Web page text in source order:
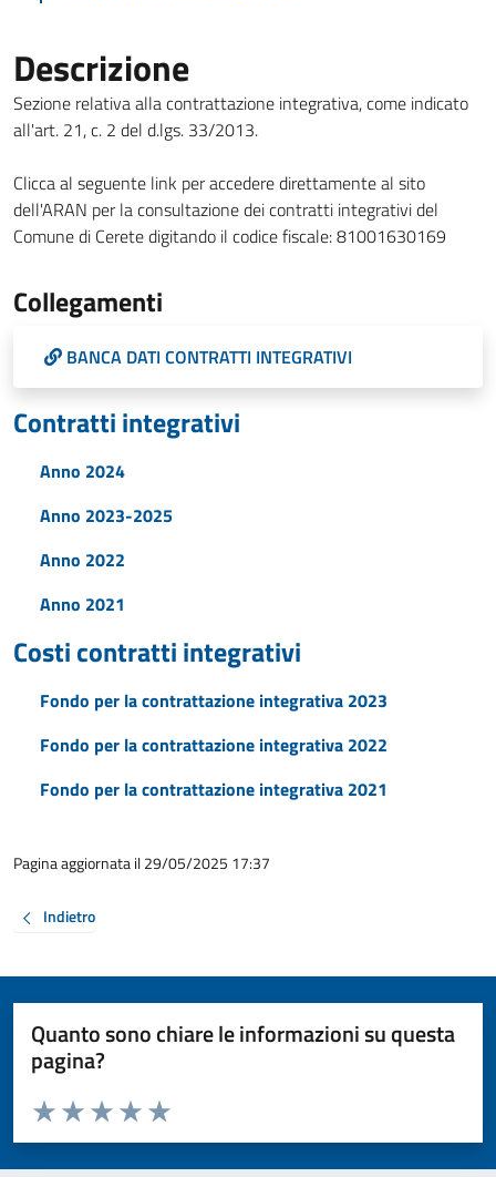
Descrizione
Sezione relativa alla contrattazione integrativa, come indicato
all'art. 21, c. 2 del d.lgs. 33/2013.
Clicca al seguente link per accedere direttamente al sito
dell'ARAN per la consultazione dei contratti integrativi del
Comune di Cerete digitando il codice fiscale: 81001630169
Collegamenti
BANCA DATI CONTRATTI INTEGRATIVI
Contratti integrativi
Anno 2024
Anno 2023-2025
Anno 2022
Anno 2021
Costi contratti integrativi
Fondo per la contrattazione integrativa 2023
Fondo per la contrattazione integrativa 2022
Fondo per la contrattazione integrativa 2021
Pagina aggiornata il 29/05/2025 17:37
Indietro
Quanto sono chiare le informazioni su questa
pagina?
Valuta da 1 a 5 stelle la pagina
Valuta 5 stelle su 5
Valuta 4 stelle su 5
Valuta 3 stelle su 5
Valuta 2 stelle su 5
Valuta 1 stelle su 5